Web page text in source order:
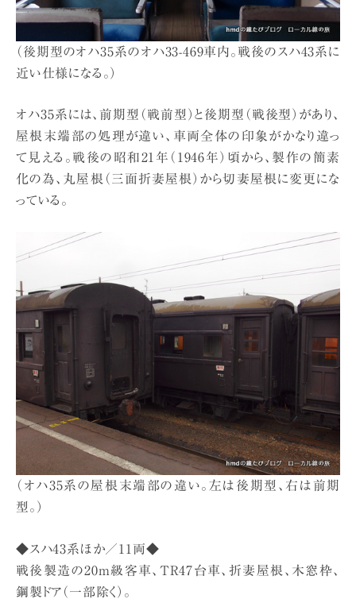
（後期型のオハ35系のオハ33-469車内。戦後のスハ43系に
近い仕様になる。）
オハ35系には、前期型（戦前型）と後期型（戦後型）があり、
屋根末端部の処理が違い、車両全体の印象がかなり違っ
て見える。戦後の昭和21年（1946年）頃から、製作の簡素
化の為、丸屋根（三面折妻屋根）から切妻屋根に変更にな
っている。
（オハ35系の屋根末端部の違い。左は後期型、右は前期
型。）
◆スハ43系ほか／11両◆
戦後製造の20m級客車、TR47台車、折妻屋根、木窓枠、
鋼製ドア（一部除く）。